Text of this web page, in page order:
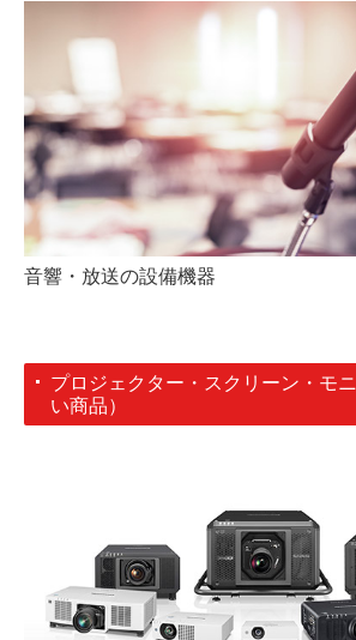
学研商品・学校教材
お問合せ
音響・放送の設備機器
プロジェクター・スクリーン・モ
い商品）